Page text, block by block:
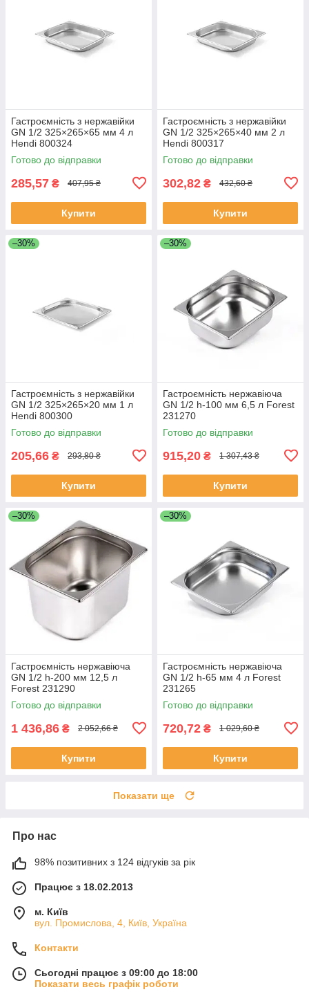
Гастроємність з нержавійки
GN 1/2 325×265×65 мм 4 л
Hendi 800324
Готово до відправки
285,57 ₴ 407,95 ₴
Купити
Гастроємність з нержавійки
GN 1/2 325×265×40 мм 2 л
Hendi 800317
Готово до відправки
302,82 ₴ 432,60 ₴
Купити
–30%
Гастроємність з нержавійки
GN 1/2 325×265×20 мм 1 л
Hendi 800300
Готово до відправки
205,66 ₴ 293,80 ₴
Купити
–30%
Гастроємність нержавіюча
GN 1/2 h-100 мм 6,5 л Forest
231270
Готово до відправки
915,20 ₴ 1 307,43 ₴
Купити
–30%
Гастроємність нержавіюча
GN 1/2 h-200 мм 12,5 л
Forest 231290
Готово до відправки
1 436,86 ₴ 2 052,66 ₴
Купити
–30%
Гастроємність нержавіюча
GN 1/2 h-65 мм 4 л Forest
231265
Готово до відправки
720,72 ₴ 1 029,60 ₴
Купити
Показати ще
Про нас
98% позитивних з 124 відгуків за рік
Працює з 18.02.2013
м. Київ
вул. Промислова, 4, Київ, Україна
Контакти
Сьогодні працює з 09:00 до 18:00
Показати весь графік роботи